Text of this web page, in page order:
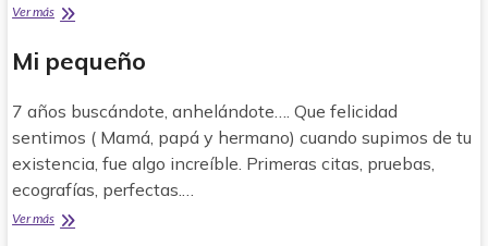
Ver másGrupo
Online
Duelo
Umamanita
Mi pequeño
7 años buscándote, anhelándote…. Que felicidad
sentimos ( Mamá, papá y hermano) cuando supimos de tu
existencia, fue algo increíble. Primeras citas, pruebas,
ecografías, perfectas.…
Ver másMi